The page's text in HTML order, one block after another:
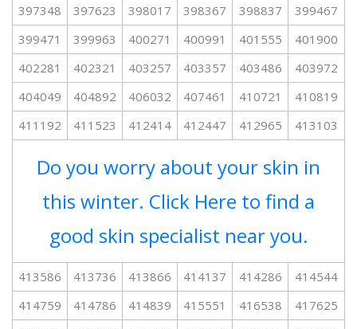
397348
397623 398017 398367 398837
399467
399471
399963 400271 400991 401555
401900
402281
402321 403257 403357 403486
403972
404049
404892 406032 407461 410721
410819
411192
411523 412414 412447 412965 413103
Do you worry about your skin in
this winter. Click Here to find a
good skin specialist near you.
413586 413736 413866 414137 414286
414544
414759
414786 414839 415551 416538
417625